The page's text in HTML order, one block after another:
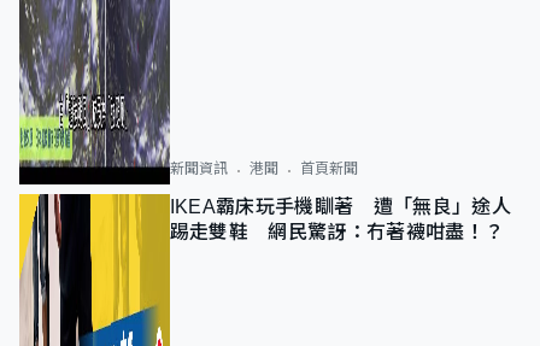
新聞資訊 港聞 首頁新聞
IKEA霸床玩手機瞓著 遭「無良」途人
踢走雙鞋 網民驚訝：冇著襪咁盡！？